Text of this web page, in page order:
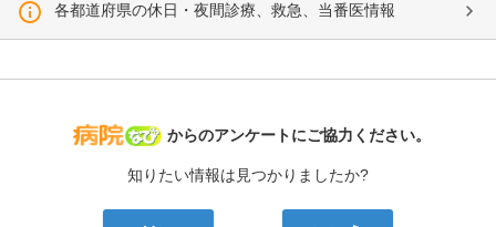
各都道府県の休日・夜間診療、救急、当番医情報
病院なび
からのアンケートにご協力ください。
知りたい情報は見つかりましたか?